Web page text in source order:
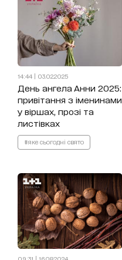
14:44 | 03.02.2025
День ангела Анни 2025:
привітання з іменинами
у віршах, прозі та
листівках
#яке сьогодні свято
09:31 | 16.08.2024